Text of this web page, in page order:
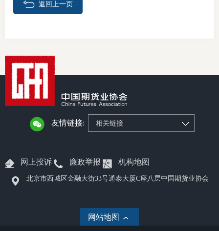
返回上一页
友情链接: 相关链接
网上投诉 廉政举报 机构地图
北京市西城区金融大街33号通泰大厦C座八层中国期货业协会
网站地图